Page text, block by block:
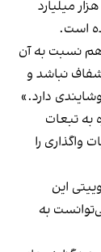
عمومی و شفافیت آنچه که در واگذاری حدود ۱۱۰ هزار میلیارد
است.
نسبت به آن
نباشد و
دارد.»
به تبعات
را
این
به